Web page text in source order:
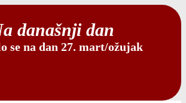
današnji dan
se na dan 27. mart/ožujak